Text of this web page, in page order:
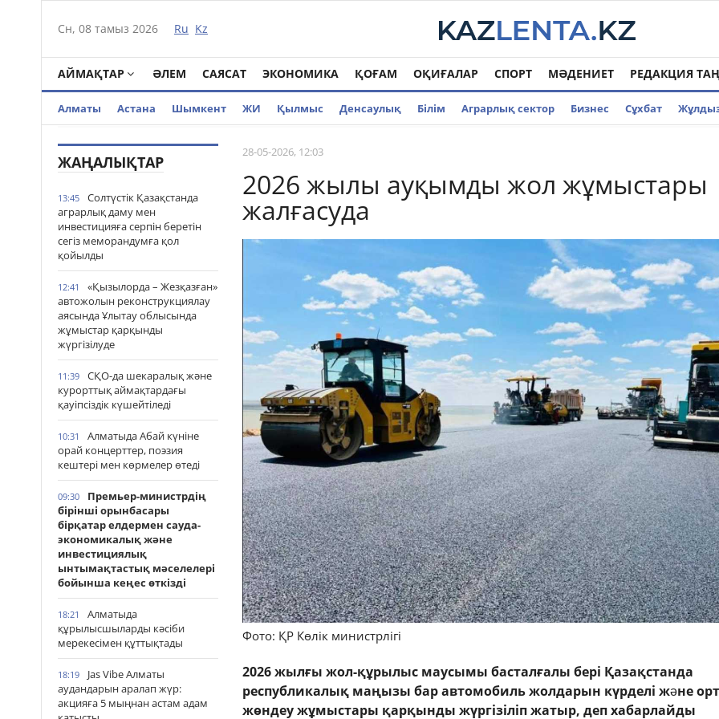
Сн, 08 тамыз 2026 Ru Kz
АЙМАҚТАР ӘЛЕМ САЯСАТ ЭКОНОМИКА ҚОҒАМ ОҚИҒАЛАР СПОРТ МӘДЕНИЕТ РЕДАКЦИЯ
Алматы Астана Шымкент ЖИ Қылмыс Денсаулық Білім Аграрлық сектор Бизнес Cұхбат
ЖАҢАЛЫҚТАР
13:45
Солтүстік Қазақстанда
аграрлық даму мен
инвестицияға серпін беретін
сегіз меморандумға қол
қойылды
12:41
«Қызылорда – Жезқазған»
автожолын реконструкциялау
аясында Ұлытау облысында
жұмыстар қарқынды
жүргізілуде
11:39
СҚО-да шекаралық және
курорттық аймақтардағы
қауіпсіздік күшейтіледі
10:31
Алматыда Абай күніне
орай концерттер, поэзия
кештері мен көрмелер өтеді
09:30
Премьер-министрдің
бірінші орынбасары
бірқатар елдермен сауда-
экономикалық және
инвестициялық
ынтымақтастық мәселелері
бойынша кеңес өткізді
18:21
Алматыда
құрылысшыларды кәсіби
мерекесімен құттықтады
18:19
Jas Vibe Алматы
аудандарын аралап жүр:
акцияға 5 мыңнан астам адам
28-05-2026, 12:03
2026 жылы ауқымды жол жұмыстары
жалғасуда
Фото: ҚР Көлік министрлігі
2026 жылғы жол-құрылыс маусымы басталғалы бері Қазақстанда
республикалық маңызы бар автомобиль жолдарын күрделі жəне
жөндеу жұмыстары қарқынды жүргізіліп жатыр, деп хабарлайды